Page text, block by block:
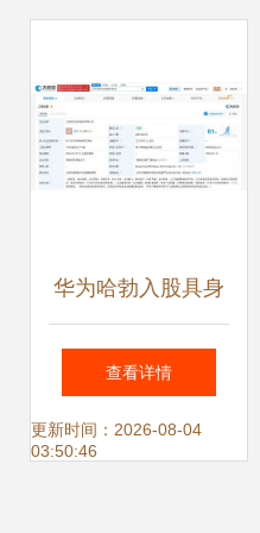
华为哈勃入股具身
智能公司流形空间
查看详情
更新时间：2026-08-04
03:50:46